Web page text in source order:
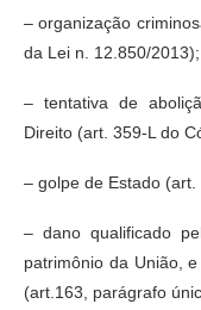
– organização
da Lei n. 12.850/2013);
– tentativa de
Direito (art. 359-L do
– golpe de Estado (art.
– dano qualificado
patrimônio da União,
(art.163, parágrafo